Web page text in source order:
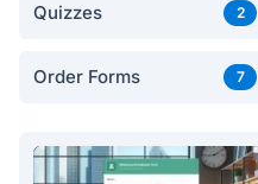
Quizzes 2
Order Forms 7